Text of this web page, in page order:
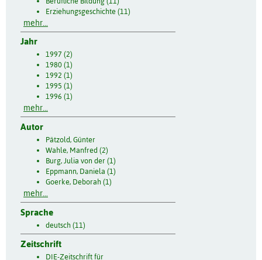
Erziehungsgeschichte (11)
mehr...
Jahr
1997 (2)
1980 (1)
1992 (1)
1995 (1)
1996 (1)
mehr...
Autor
Pätzold, Günter
Wahle, Manfred (2)
Burg, Julia von der (1)
Eppmann, Daniela (1)
Goerke, Deborah (1)
mehr...
Sprache
deutsch (11)
Zeitschrift
DIE-Zeitschrift für